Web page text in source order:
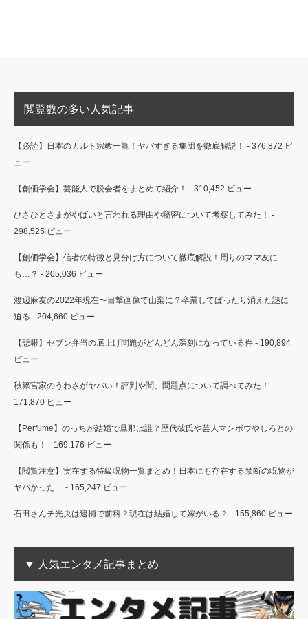
閲覧数の多い人気記事
【必読】日本のカルト宗教一覧！ヤバすぎる集団を徹底解説！ - 376,872 ビ
ュー
【創価学会】芸能人で脱会者をまとめて紹介！ - 310,452 ビュー
ひさひとさまがやばいと言われる理由や秘密について考察してみた！ -
298,525 ビュー
【創価学会】信者の特徴と見分け方について徹底解説！周りのママ友に
も…？ - 205,036 ビュー
渡辺麻友の2022年現在〜目撃画像で山梨に？卒業してぱったり消えた謎に
迫る - 204,660 ビュー
【悲報】セブン弁当の底上げ問題がどんどん深刻になっている件 - 190,894
ビュー
秋篠宮家のうわさがヤバい！評判や闇、問題点について調べてみた！ -
171,870 ビュー
【Perfume】のっちが結婚で旦那は誰？歴代彼氏や芸人マンボウやしろとの
関係も！ - 169,176 ビュー
【閲覧注意】実在する特級呪物一覧まとめ！日本にも存在する禁断の呪物が
ヤバかった… - 165,247 ビュー
石田さんチ光央は逮捕で前科？現在は結婚して嫁がいる？ - 155,860 ビュー
▼ 人気エンタメ記事まとめ